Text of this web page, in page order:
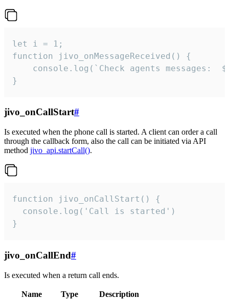
let i = 1;
function jivo_onMessageReceived() {
}
jivo_onCallStart#
Is executed when the phone call is started. A client can order a call
through the callback form, also the call can be initiated via API
method jivo_api.startCall().
function jivo_onCallStart() {
  console.log('Call is started')
}
jivo_onCallEnd#
Is executed when a return call ends.
Name Type
Description